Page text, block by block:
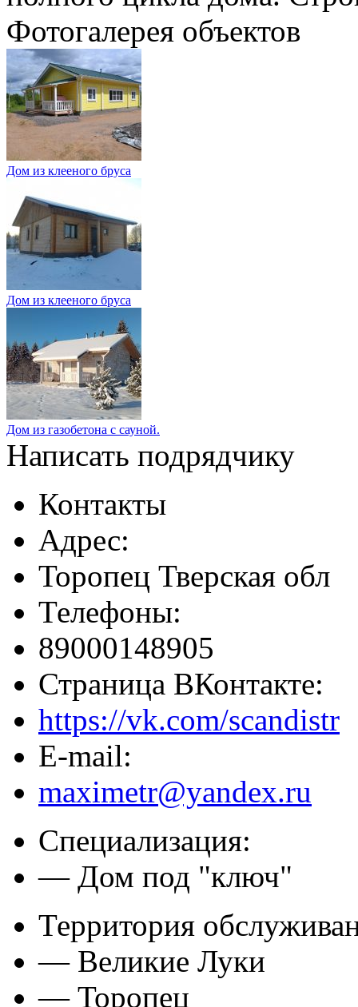
Фотогалерея объектов
Дом из клееного бруса
Дом из клееного бруса
Дом из газобетона с сауной.
Написать подрядчику
Контакты
Адрес:
Торопец Тверская обл
Телефоны:
89000148905
Страница ВКонтакте:
https://vk.com/scandistr
E-mail:
maximetr@yandex.ru
Специализация:
— Дом под "ключ"
Территория
— Великие Луки
— Торопец